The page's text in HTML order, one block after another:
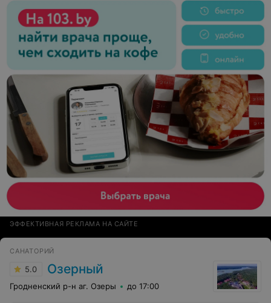
ЭФФЕКТИВНАЯ РЕКЛАМА НА САЙТЕ
САНАТОРИЙ
5.0 Озерный
Гродненский р-н аг. Озеры до 17:00